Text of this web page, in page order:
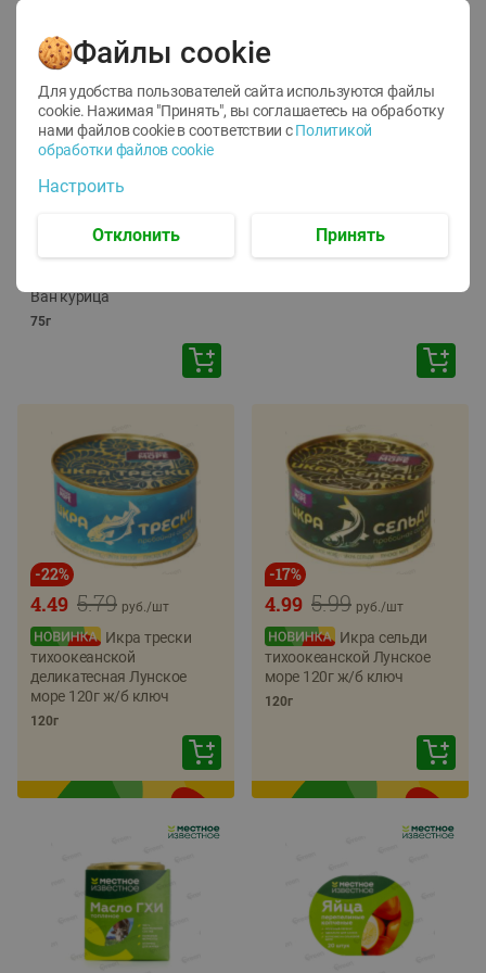
12
1.05 руб./
руб./шт
Корм влаж. для кош. с
Ван курица
75г
ТОФУ Vegetus ТВЕРДЫЙ
-22%
5.79
4.49 руб./шт
Икра трески
тихоокеанской
деликатесная Лунское
море 120г ж/б ключ
120г
-17%
5.99
4.99 руб./шт
Икра сельди
тихоокеанской Лунское
море 120г ж/б ключ
120г
Файлы cookie
Для удобства пользователей сайта используются файлы
cookie. Нажимая "Принять", вы соглашаетесь на обработку
нами файлов cookie в соответствии с Политикой
обработки файлов cookie
Настроить
Отклонить Принять